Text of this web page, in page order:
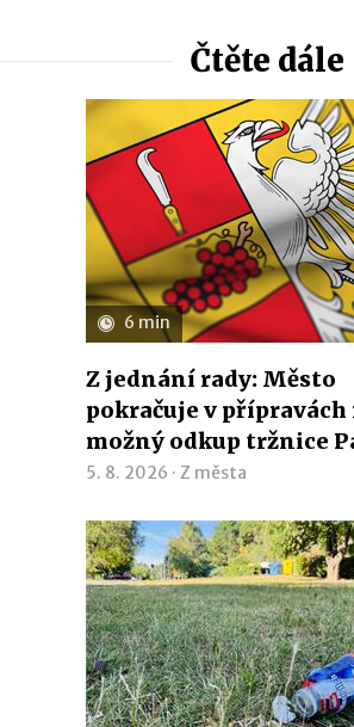
Čtěte dále
6 min
Z jednání rady: Město
pokračuje v přípravách
možný odkup tržnice
5. 8. 2026 · Z města